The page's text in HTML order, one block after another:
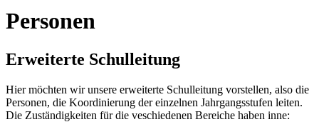
Personen
Erweiterte Schulleitung
Hier möchten wir unsere erweiterte Schulleitung vorstellen, also die
Personen, die Koordinierung der einzelnen Jahrgangsstufen leiten.
Die Zuständigkeiten für die veschiedenen Bereiche haben inne: